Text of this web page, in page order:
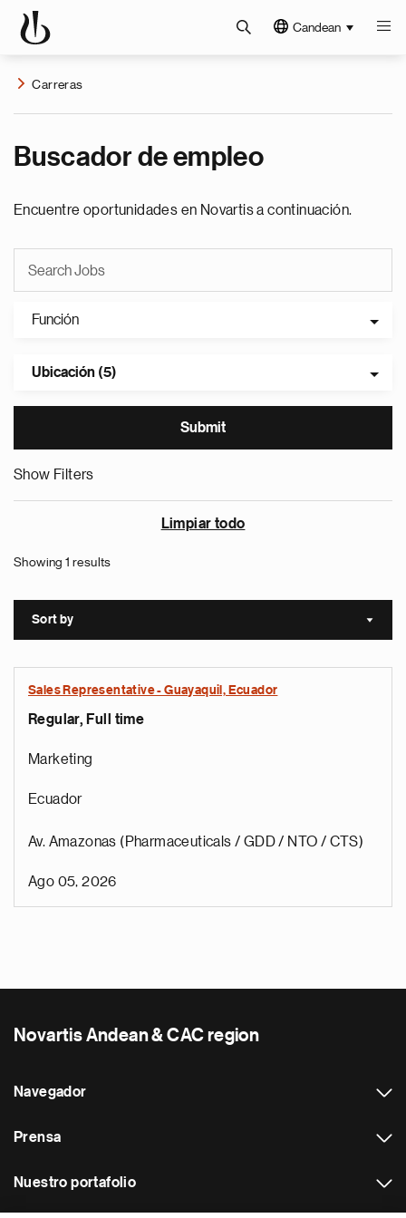
Candean
Carreras
Buscador de empleo
Encuentre oportunidades en Novartis a continuación.
Función
Ubicación (5)
Show Filters
Limpiar todo
Showing 1 results
Sort by Sort
Sales Representative - Guayaquil, Ecuador
Regular, Full time
Marketing
Ecuador
Av. Amazonas (Pharmaceuticals / GDD / NTO / CTS)
Ago 05, 2026
Novartis Andean & CAC region
Navegador
Prensa
Nuestro portafolio